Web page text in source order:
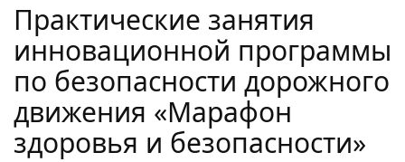
Практические занятия
инновационной программы
по безопасности дорожного
движения «Марафон
здоровья и безопасности»